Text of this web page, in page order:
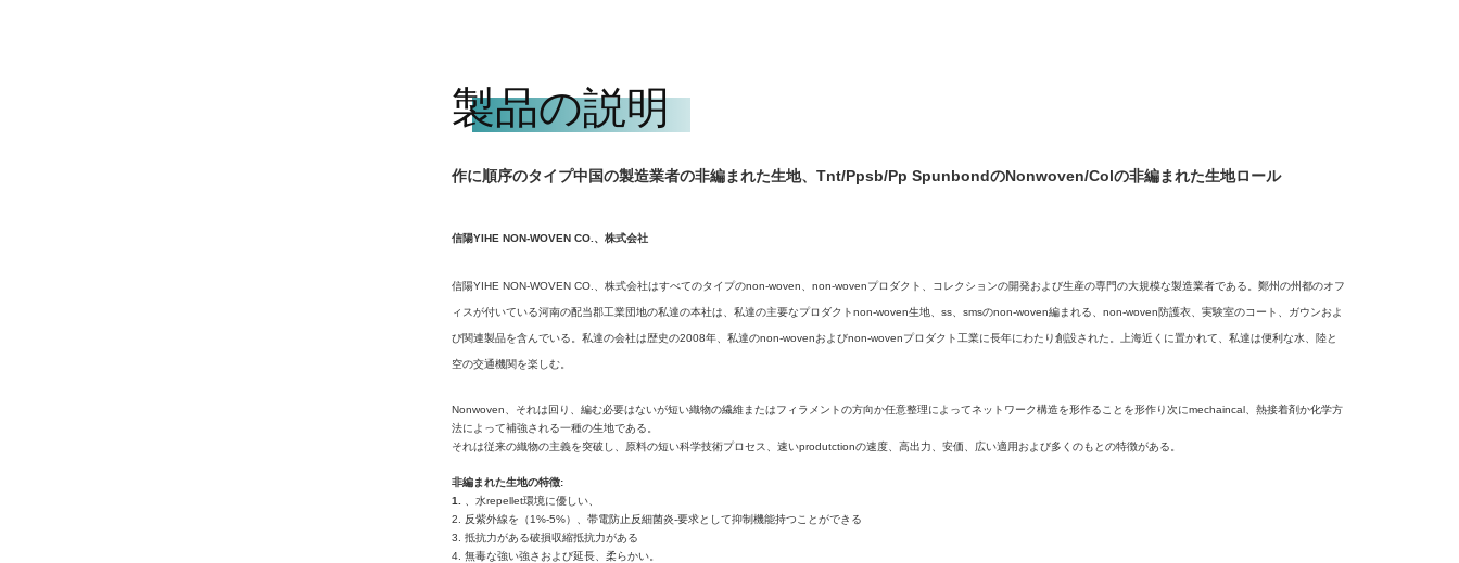
製品の説明
作に順序のタイプ中国の製造業者の非編まれた生地、Tnt/Ppsb/Pp SpunbondのNonwoven/Colの非編まれた生地ロール
信陽YIHE NON-WOVEN CO.、株式会社
信陽YIHE NON-WOVEN CO.、株式会社はすべてのタイプのnon-woven、non-wovenプロダクト、コレクションの開発および生産の専門の大規模な製造業者である。鄭州の州都のオフ
ィスが付いている河南の配当郡工業団地の私達の本社は、私達の主要なプロダクトnon-woven生地、ss、smsのnon-woven編まれる、non-woven防護衣、実験室のコート、ガウンおよ
び関連製品を含んでいる。私達の会社は歴史の2008年、私達のnon-wovenおよびnon-wovenプロダクト工業に長年にわたり創設された。上海近くに置かれて、私達は便利な水、陸と
空の交通機関を楽しむ。
Nonwoven、それは回り、編む必要はないが短い織物の繊維またはフィラメントの方向か任意整理によってネットワーク構造を形作ることを形作り次にmechaincal、熱接着剤か化学方
法によって補強される一種の生地である。
それは従来の織物の主義を突破し、原料の短い科学技術プロセス、速いprodutctionの速度、高出力、安価、広い適用および多くのもとの特徴がある。
非編まれた生地の特徴:
1.
、水repellet環境に優しい、
2. 反紫外線を（1%-5%）、帯電防止反細菌炎-要求として抑制機能持つことができる
3. 抵抗力がある破損収縮抵抗力がある
4. 無毒な強い強さおよび延長、柔らかい。